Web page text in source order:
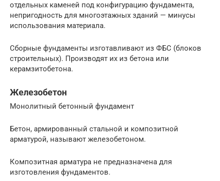
отдельных каменей под конфигурацию фундамента,
непригодность для многоэтажных зданий — минусы
использования материала.
Сборные фундаменты изготавливают из ФБС (блоков
строительных). Производят их из бетона или
керамзитобетона.
Железобетон
Монолитный бетонный фундамент
Бетон, армированный стальной и композитной
арматурой, называют железобетоном.
Композитная арматура не предназначена для
изготовления фундаментов.